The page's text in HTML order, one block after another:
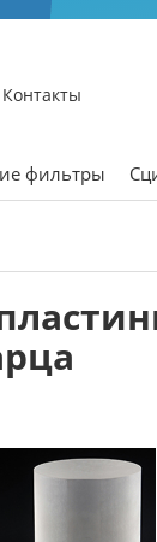
Контакты
фильтры